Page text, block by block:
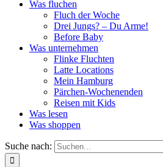
Was fluchen
Fluch der Woche
Drei Jungs? – Du Arme!
Before Baby
Was unternehmen
Flinke Fluchten
Latte Locations
Mein Hamburg
Pärchen-Wochenenden
Reisen mit Kids
Was lesen
Was shoppen
Suche nach: